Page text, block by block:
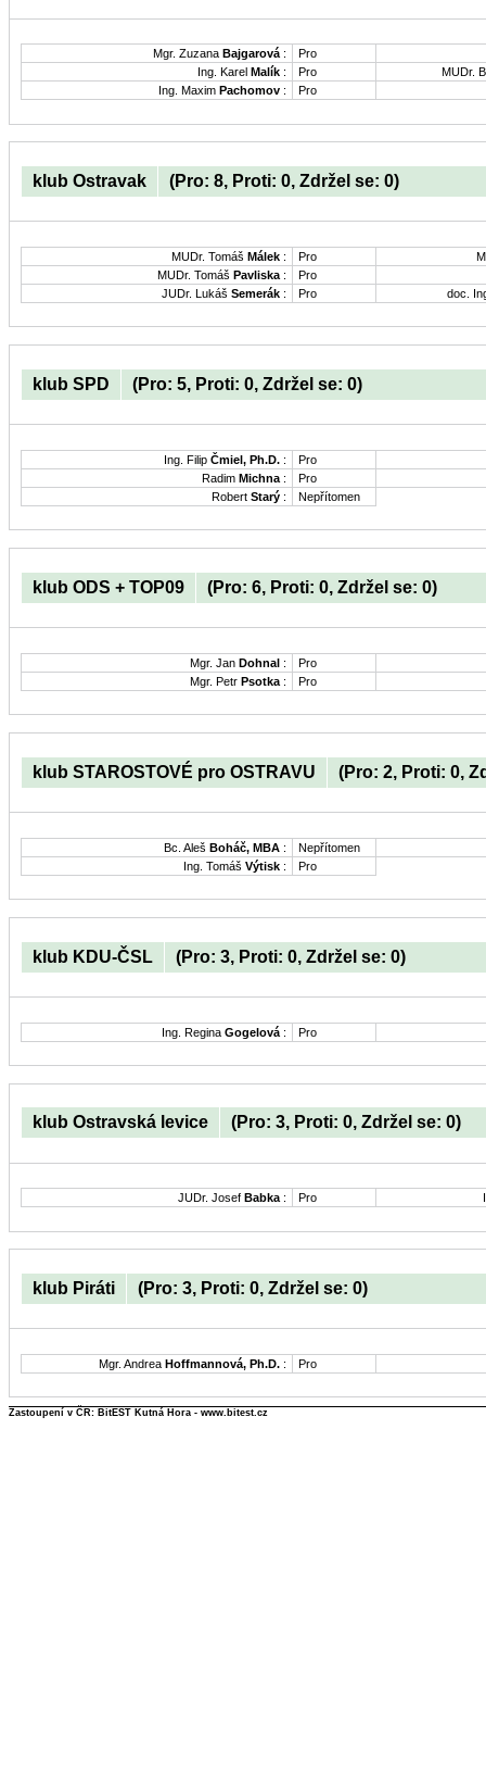
Mgr. Zuzana Bajgarová:
Pro
Ing. Karel Malík : Pro
MUDr.
Ing. Maxim Pachomov : Pro
klub Ostravak (Pro: 8, Proti: 0, Zdržel se: 0)
MUDr. Tomáš Málek : Pro
MUDr. Tomáš Pavliska :
Pro
JUDr. Lukáš Semerák : Pro doc.
klub SPD (Pro: 5, Proti: 0, Zdržel se: 0)
Ing. Filip Čmiel, Ph.D. :
Pro
Radim Michna :
Pro
Robert Starý : Nepřítomen
klub ODS + TOP09 (Pro: 6, Proti: 0, Zdržel se: 0)
Mgr. Jan Dohnal :
Pro
Mgr. Petr Psotka : Pro
klub STAROSTOVÉ pro OSTRAVU (Pro: 2, Proti: 0,
Bc. Aleš Boháč, MBA :
Nepřítomen
Ing. Tomáš Výtisk : Pro
klub KDU-ČSL (Pro: 3, Proti: 0, Zdržel se: 0)
Ing. Regina Gogelová : Pro
klub Ostravská levice (Pro: 3, Proti: 0, Zdržel se: 0)
JUDr. Josef Babka: Pro
klub Piráti (Pro: 3, Proti: 0, Zdržel se: 0)
Mgr. Andrea Hoffmannová, Ph.D. : Pro
Zastoupení v ČR: BitEST Kutná Hora - www.bitest.cz